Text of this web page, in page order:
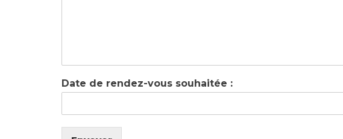
Date de rendez-vous souhaitée :